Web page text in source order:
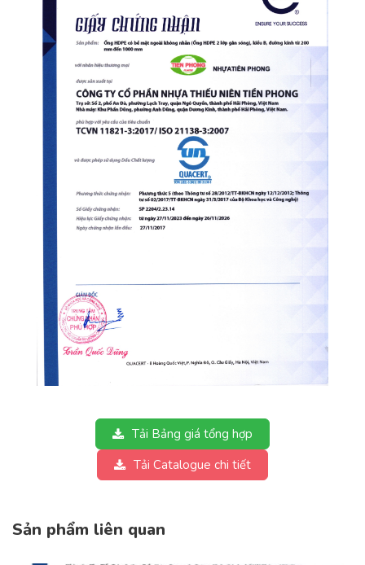
Tải Bảng giá tổng hợp
Tải Catalogue chi tiết
Sản phẩm liên quan